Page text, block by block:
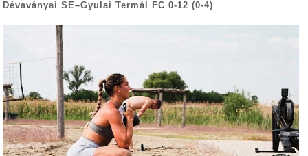
Dévaványai SE–Gyulai Termál FC 0-12 (0-4)